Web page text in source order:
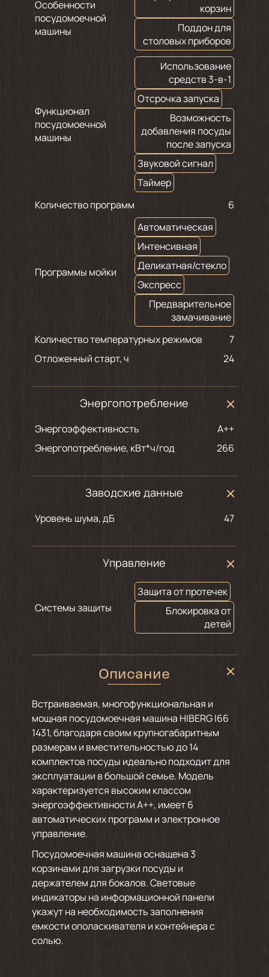
Особенности
посудомоечной
машины
корзин
Поддон для
столовых приборов
Функционал
посудомоечной
машины
Использование
средств 3-в-1
Отсрочка запуска
Возможность
добавления посуды
после запуска
Звуковой сигнал
Таймер
Количество программ
6
Программы мойки
Автоматическая
Интенсивная
Деликатная/стекло
Экспресс
Предварительное
замачивание
Количество температурных режимов
7
Отложенный старт, ч
24
Энергопотребление
Энергоэффективность
A++
Энергопотребление, кВт*ч/год
266
Заводские данные
Уровень шума, дБ 47
Управление
Системы защиты
Защита от протечек
Блокировка от
детей
Описание
Встраиваемая, многофункциональная и
мощная посудомоечная машина HIBERG I66
1431, благодаря своим крупногабаритным
размерам и вместительностью до 14
комплектов посуды идеально подходит для
эксплуатации в большой семье. Модель
характеризуется высоким классом
энергоэффективности А++, имеет 6
автоматических программ и электронное
управление.
Посудомоечная машина оснащена 3
корзинами для загрузки посуды и
держателем для бокалов. Световые
индикаторы на информационной панели
укажут на необходимость заполнения
емкости ополаскивателя и контейнера с
солью.